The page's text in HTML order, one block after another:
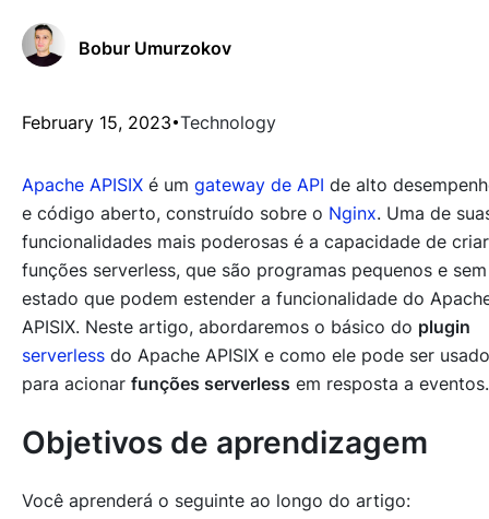
Bobur Umurzokov
February 15, 2023 Technology
Apache APISIX é um gateway de API de alto
e código aberto, construído sobre o Nginx. Uma de
funcionalidades mais poderosas é a capacidade de criar
funções serverless, que são programas pequenos e sem
estado que podem estender a funcionalidade do
APISIX. Neste artigo, abordaremos o básico do plugin
serverless do Apache APISIX e como ele pode ser usado
para acionar funções serverless em resposta a eventos.
Objetivos de aprendizagem
Você aprenderá o seguinte ao longo do artigo: